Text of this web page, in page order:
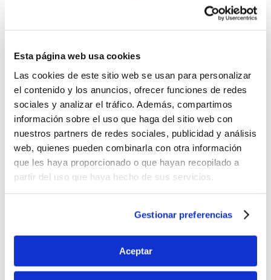
Esta página web usa cookies
Las cookies de este sitio web se usan para personalizar
el contenido y los anuncios, ofrecer funciones de redes
sociales y analizar el tráfico. Además, compartimos
información sobre el uso que haga del sitio web con
nuestros partners de redes sociales, publicidad y análisis
web, quienes pueden combinarla con otra información
que les haya proporcionado o que hayan recopilado a
partir del uso que haya hecho de sus servicios.
Gestionar preferencias
Aceptar
FARMACIA NOGUERA CASES, MARIA DOLORES
C. CONCHITA MONTES, SN - LOCAL 8